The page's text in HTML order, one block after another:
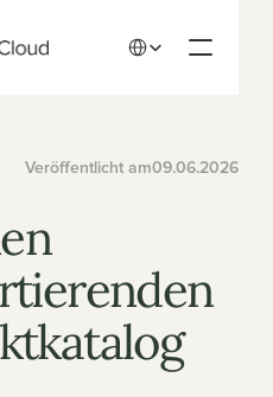
Veröffentlicht am09.06.2026